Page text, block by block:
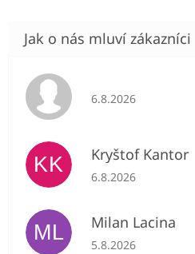
Hodnocení
6.8.2026
KK Kryštof Kantor
Hodnocení
6.8.2026
ML Milan Lacina
Hodnocení
5.8.2026